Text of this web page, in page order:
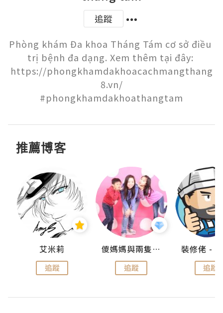
追蹤
Phòng khám Đa khoa Tháng Tám cơ sở điều
trị bệnh đa dạng. Xem thêm tại đây:
https://phongkhamdakhoacachmangthang
8.vn/
#phongkhamdakhoathangtam
推薦博客
艾米莉
追蹤
儍媽媽與兩隻小魔怪之家
追蹤 追蹤